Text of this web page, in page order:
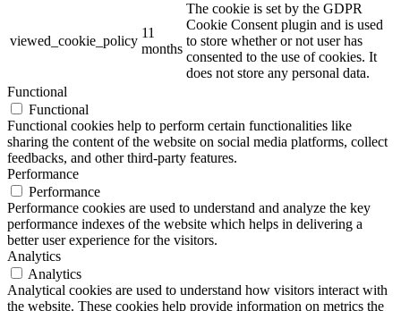
viewed_cookie_policy
11
months
The cookie is set by the GDPR
Cookie Consent plugin and is used
to store whether or not user has
consented to the use of cookies. It
does not store any personal data.
Functional
Functional
Functional cookies help to perform certain functionalities like
sharing the content of the website on social media platforms, collect
feedbacks, and other third-party features.
Performance
Performance
Performance cookies are used to understand and analyze the key
performance indexes of the website which helps in delivering a
better user experience for the visitors.
Analytics
Analytics
Analytical cookies are used to understand how visitors interact with
the website. These cookies help provide information on metrics the